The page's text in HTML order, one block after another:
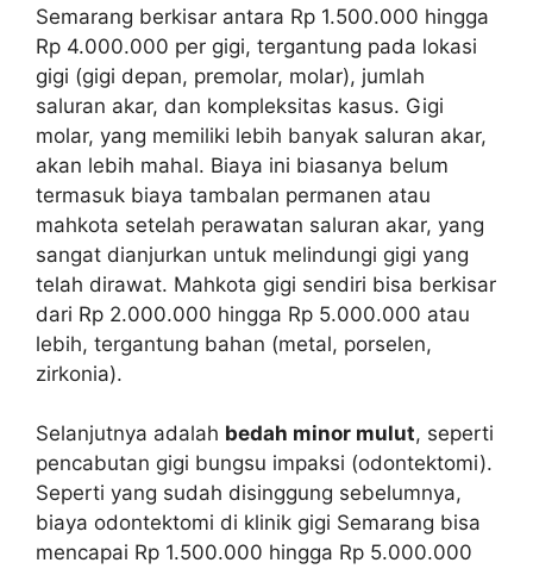
Semarang berkisar antara Rp 1.500.000 hingga
Rp 4.000.000 per gigi, tergantung pada lokasi
gigi (gigi depan, premolar, molar), jumlah
saluran akar, dan kompleksitas kasus. Gigi
molar, yang memiliki lebih banyak saluran akar,
akan lebih mahal. Biaya ini biasanya belum
termasuk biaya tambalan permanen atau
mahkota setelah perawatan saluran akar, yang
sangat dianjurkan untuk melindungi gigi yang
telah dirawat. Mahkota gigi sendiri bisa berkisar
dari Rp 2.000.000 hingga Rp 5.000.000 atau
lebih, tergantung bahan (metal, porselen,
zirkonia).
Selanjutnya adalah bedah minor mulut, seperti
pencabutan gigi bungsu impaksi (odontektomi).
Seperti yang sudah disinggung sebelumnya,
biaya odontektomi di klinik gigi Semarang bisa
mencapai Rp 1.500.000 hingga Rp 5.000.000